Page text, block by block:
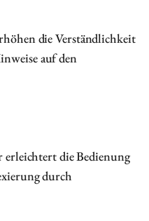
die Verständlichkeit
auf den
erleichtert die Bedienung
durch